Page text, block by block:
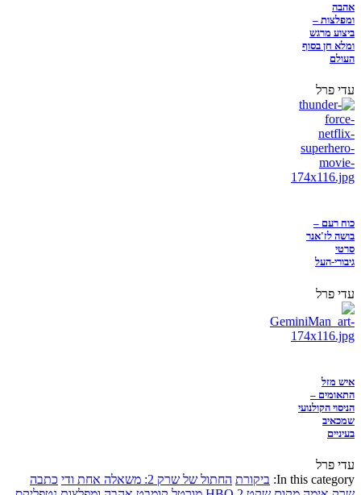
אהבה
ומפלצות –
ביצוע מרגש
ומלא חן בסוף
העולם
עדי פרל
כוח רעם –
בושה לז'אנר
סרטי
גיבורי-העל
עדי פרל
איש מזל
התאומים –
הניסוי הקולנועי
שמכאיב
בעיניים
עדי פרל
In this category: ביקורת החתול של שרק 2: משאלה אחת ודי
כתבה